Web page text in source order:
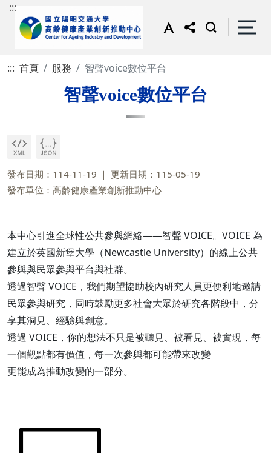
:::
::: 首頁 服務 智聲voice數位平台
智聲voice數位平台
發布日期：114-11-19
更新日期：115-05-19
發布單位：高齡健康產業創新推動中心
本中心引進全球性公共參與網絡——智聲 VOICE。VOICE 為
建立於英國新堡大學（Newcastle University）的線上公共
參與與民眾參與平台與社群。
透過智聲 VOICE，我們期望協助校內研究人員更便利地邀請
民眾參與研究，同時鼓勵更多社會大眾於研究各階段中，分
享其洞見、經驗與創意。
透過 VOICE，你的想法不只是被聽見、被看見、被實現，每
一個觀點都有價值，每一次參與都可能帶來改變
更能成為推動改變的一部分。